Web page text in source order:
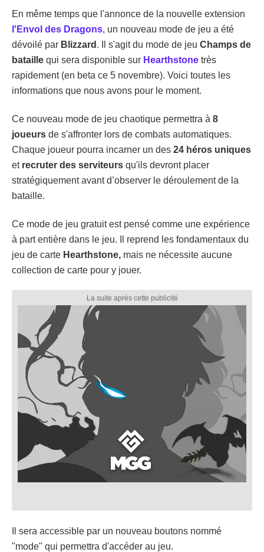
En même temps que l'annonce de la nouvelle extension
l'Envol des Dragons, un nouveau mode de jeu a été
dévoilé par Blizzard . Il s'agit du mode de jeu Champs de
bataille qui sera disponible sur Hearthstone très
rapidement (en beta ce 5 novembre). Voici toutes les
informations que nous avons pour le moment.
Ce nouveau mode de jeu chaotique permettra à 8
joueurs de s'affronter lors de combats automatiques.
Chaque joueur pourra incarner un des 24 héros uniques
et recruter des serviteurs qu'ils devront placer
stratégiquement avant d’observer le déroulement de la
bataille.
Ce mode de jeu gratuit est pensé comme une expérience
à part entière dans le jeu. Il reprend les fondamentaux du
jeu de carte Hearthstone, mais ne nécessite aucune
collection de carte pour y jouer.
Il sera accessible par un nouveau boutons nommé
"mode" qui permettra d'accéder au jeu.